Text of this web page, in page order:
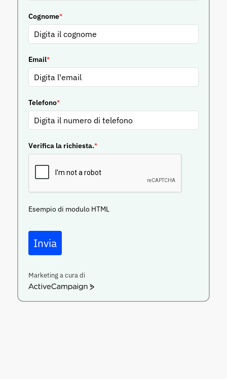
Cognome*
Email*
Telefono*
Verifica la richiesta.*
Esempio di modulo HTML
Invia
Marketing a cura di
ActiveCampaign